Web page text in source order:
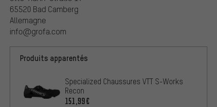
65520 Bad Camberg
Allemagne
info@grofa.com
Produits apparentés
Specialized Chaussures VTT S-Works
Recon
151,99€